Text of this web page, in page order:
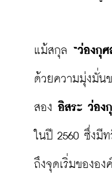
แม้สกุล “ว่องกุศ
ด้วยความมุ่งมั่น
สอง อิสระ ว่อง
ในปี 2560 ซึ่งมี
ถึงจุดเริ่มขององ